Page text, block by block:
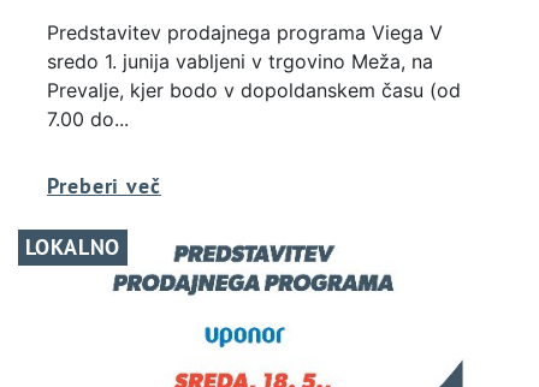
Predstavitev prodajnega programa Viega V
sredo 1. junija vabljeni v trgovino Meža, na
Prevalje, kjer bodo v dopoldanskem času (od
7.00 do...
Preberi več
LOKALNO